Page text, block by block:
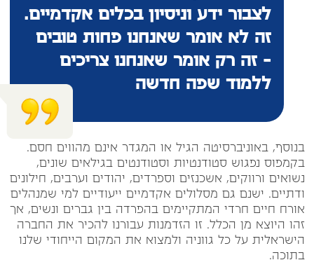
לצבור ידע וניסיון בכלים אקדמיים.
זה לא אומר שאנחנו פחות טובים
- זה רק אומר שאנחנו צריכים
ללמוד שפה חדשה
בנוסף, באוניברסיטה הגיל או המגדר אינם מהווים חסם.
בקמפוס נפגוש סטודנטיות וסטודנטים בגילאים שונים,
נשואים ורווקים, אשכנזים וספרדים, יהודים וערבים, חילונים
ודתיים. ישנם גם מסלולים אקדמיים ייעודיים למי שמנהלים
אורח חיים חרדי המתקיימים בהפרדה בין גברים ונשים, אך
זהו היוצא מן הכלל. זו הזדמנות עבורנו להכיר את החברה
הישראלית על כל גווניה ולמצוא את המקום הייחודי שלנו
בתוכה.